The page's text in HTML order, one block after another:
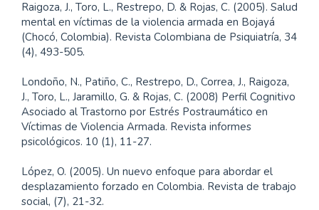
Raigoza, J., Toro, L., Restrepo, D. & Rojas, C. (2005). Salud
mental en víctimas de la violencia armada en Bojayá
(Chocó, Colombia). Revista Colombiana de Psiquiatría, 34
(4), 493-505.
Londoño, N., Patiño, C., Restrepo, D., Correa, J., Raigoza,
J., Toro, L., Jaramillo, G. & Rojas, C. (2008) Perfil Cognitivo
Asociado al Trastorno por Estrés Postraumático en
Víctimas de Violencia Armada. Revista informes
psicológicos. 10 (1), 11-27.
López, O. (2005). Un nuevo enfoque para abordar el
desplazamiento forzado en Colombia. Revista de trabajo
social, (7), 21-32.